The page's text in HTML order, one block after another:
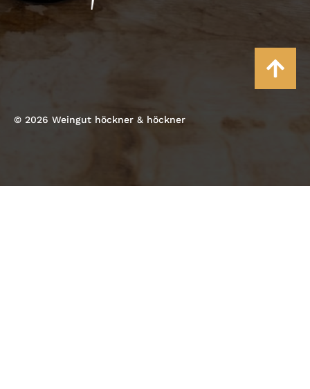
© 2026 Weingut höckner & höckner